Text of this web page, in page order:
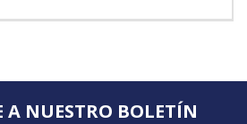
A NUESTRO BOLETÍN